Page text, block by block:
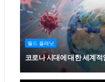
월드 플래닛
코로나 시대에 대한 세계